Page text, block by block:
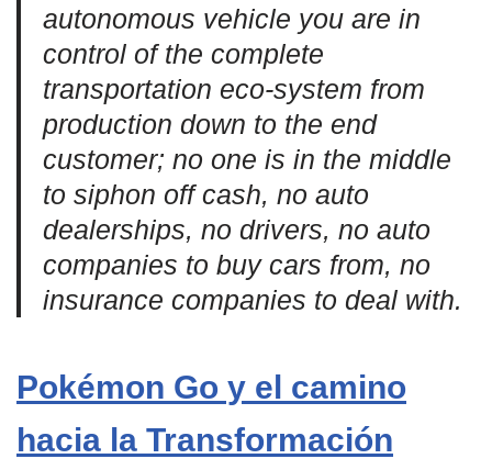
autonomous vehicle you are in
control of the complete
transportation eco-system from
production down to the end
customer; no one is in the middle
to siphon off cash, no auto
dealerships, no drivers, no auto
companies to buy cars from, no
insurance companies to deal with.
Pokémon Go y el camino
hacia la Transformación